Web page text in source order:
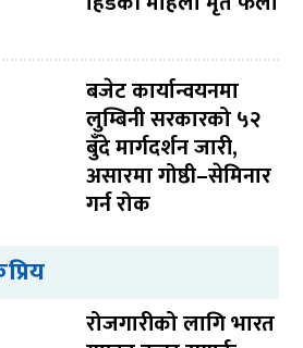
बजेट कार्यान्वयनमा
लुम्बिनी सरकारको ५२
बुँदे मार्गदर्शन जारी,
असारमा गोष्ठी–सेमिनार
गर्न रोक
रोजगारीको लागि भारत